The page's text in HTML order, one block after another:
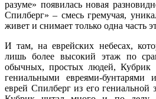
разуме» появилась новая
Спилберг» – смесь гремучая,
живет и снимает только одна часть
И там, на еврейских небесах,
лишь более высокий этаж по
обычных, простых людей, Кубрик
гениальными евреями-бунтарями
еврей Спилберг из его гениальной